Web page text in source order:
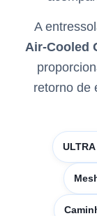
A
Air-Cooled
retorno de